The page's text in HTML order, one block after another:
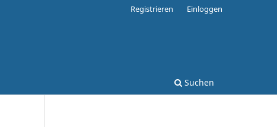
Suchen
Registrieren Einloggen